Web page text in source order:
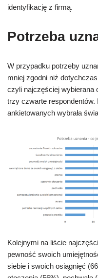
identyfikację z firmą.
Potrzeba
W przypadku potrzeby
mniej zgodni niż
czyli najczęściej wybierana
trzy czwarte respondentów.
ankietowanych wybrała
Kolejnymi na liście
pewność swoich
siebie i swoich osiągnięć